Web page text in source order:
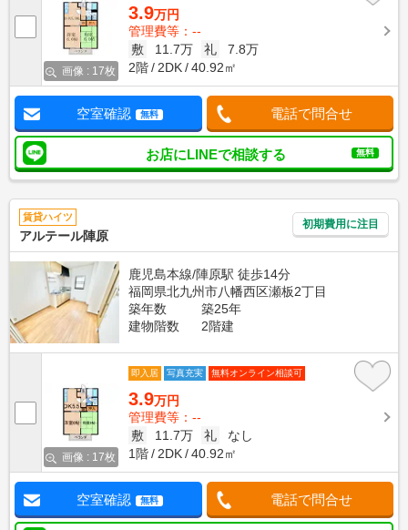
画像 : 17枚
3.9万円
管理費等：--
敷
11.7万 礼
7.8万
2階
2DK 40.92㎡
空室確認 無料 電話で問合せ
お店にLINEで相談する 無料
賃貸ハイツ
アルテール陣原
初期費用に注目
鹿児島本線/陣原駅 徒歩14分
福岡県北九州市八幡西区瀬板2丁目
築年数
築25年
建物階数
2階建
画像 : 17枚
即入居 写真充実 無料オンライン相談可
3.9万円
管理費等：--
敷
11.7万 礼
なし
1階
2DK 40.92㎡
空室確認 無料 電話で問合せ